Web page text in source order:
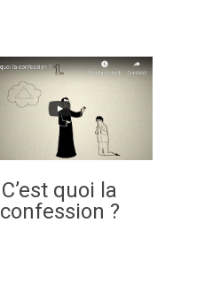
C’est quoi la
confession ?